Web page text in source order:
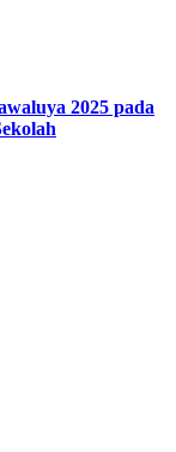
2025 pada